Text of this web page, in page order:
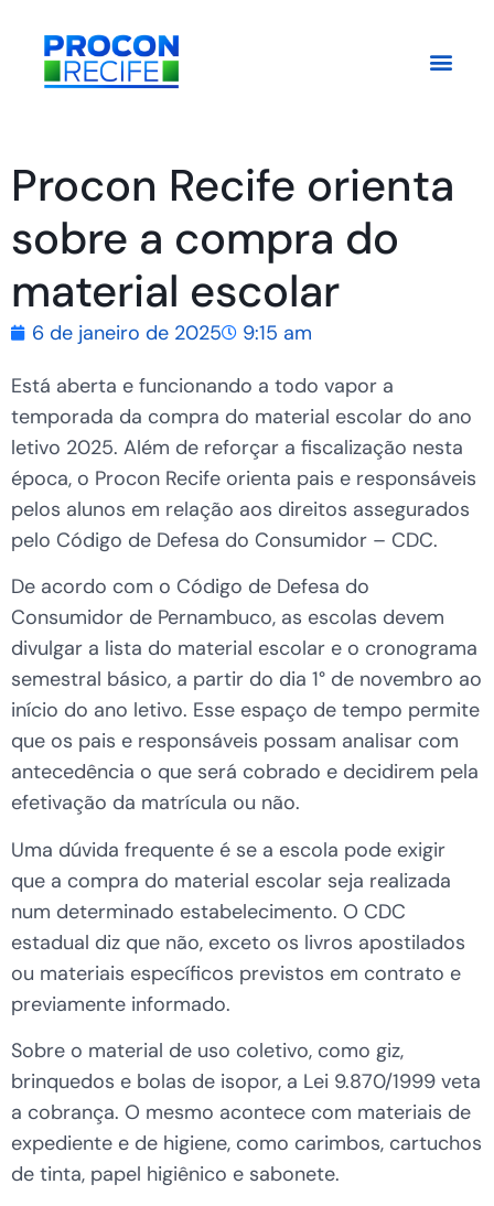
Procon Recife orienta
sobre a compra do
material escolar
6 de janeiro de 2025
9:15 am
Está aberta e funcionando a todo vapor a
temporada da compra do material escolar do ano
letivo 2025. Além de reforçar a fiscalização nesta
época, o Procon Recife orienta pais e responsáveis
pelos alunos em relação aos direitos assegurados
pelo Código de Defesa do Consumidor – CDC.
De acordo com o Código de Defesa do
Consumidor de Pernambuco, as escolas devem
divulgar a lista do material escolar e o cronograma
semestral básico, a partir do dia 1° de novembro ao
início do ano letivo. Esse espaço de tempo permite
que os pais e responsáveis possam analisar com
antecedência o que será cobrado e decidirem pela
efetivação da matrícula ou não.
Uma dúvida frequente é se a escola pode exigir
que a compra do material escolar seja realizada
num determinado estabelecimento. O CDC
estadual diz que não, exceto os livros apostilados
ou materiais específicos previstos em contrato e
previamente informado.
Sobre o material de uso coletivo, como giz,
brinquedos e bolas de isopor, a Lei 9.870/1999 veta
a cobrança. O mesmo acontece com materiais de
expediente e de higiene, como carimbos, cartuchos
de tinta, papel higiênico e sabonete.